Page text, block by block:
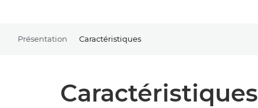
Présentation Caractéristiques
Caractéristiques